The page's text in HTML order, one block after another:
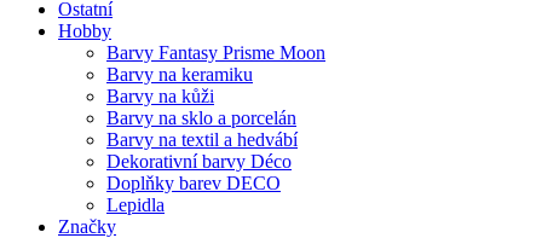
Ostatní
Hobby
Barvy Fantasy Prisme Moon
Barvy na keramiku
Barvy na kůži
Barvy na sklo a porcelán
Barvy na textil a hedvábí
Dekorativní barvy Déco
Doplňky barev DECO
Lepidla
Značky